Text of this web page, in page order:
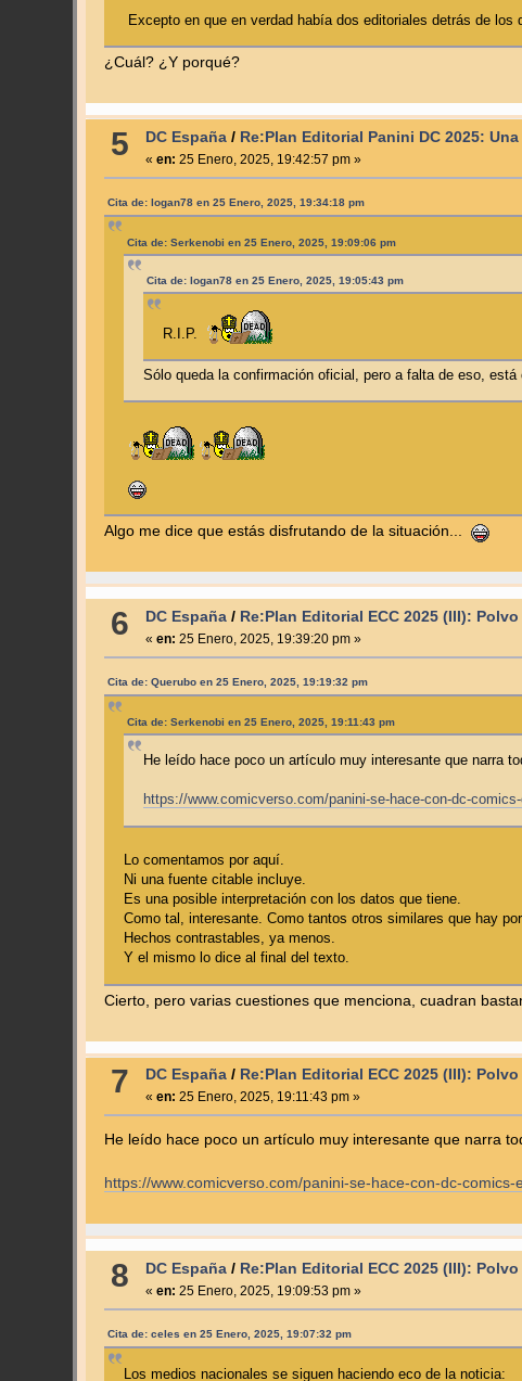
Excepto en que en verdad había dos editoriales detrás de
¿Cuál? ¿Y porqué?
5 DC España/ Re:Plan Editorial Panini DC 2025:
« en: 25 Enero, 2025, 19:42:57 pm »
Cita de: logan78 en 25 Enero, 2025, 19:34:18 pm
Cita de: Serkenobi en 25 Enero, 2025, 19:09:06 pm
Cita de: logan78 en 25 Enero, 2025, 19:05:43 pm
R.I.P.
Sólo queda la confirmación oficial, pero a falta de eso, está
Algo me dice que estás disfrutando de la situación...
6 DC España/ Re:Plan Editorial ECC 2025 (III):
« en: 25 Enero, 2025, 19:39:20 pm »
Cita de: Querubo en 25 Enero, 2025, 19:19:32 pm
Cita de: Serkenobi en 25 Enero, 2025, 19:11:43 pm
He leído hace poco un artículo muy interesante que narra
https://www.comicverso.com/panini-se-hace-con-dc-
Lo comentamos por aquí.
Ni una fuente citable incluye.
Es una posible interpretación con los datos que tiene.
Como tal, interesante. Como tantos otros similares que hay
Hechos contrastables, ya menos.
Y el mismo lo dice al final del texto.
Cierto, pero varias cuestiones que menciona, cuadran
7 DC España/ Re:Plan Editorial ECC 2025 (III):
« en: 25 Enero, 2025, 19:11:43 pm »
He leído hace poco un artículo muy interesante que narra
https://www.comicverso.com/panini-se-hace-con-dc-comics-
8 DC España/ Re:Plan Editorial ECC 2025 (III):
« en: 25 Enero, 2025, 19:09:53 pm »
Cita de: celes en 25 Enero, 2025, 19:07:32 pm
Los medios nacionales se siguen haciendo eco de la noticia: